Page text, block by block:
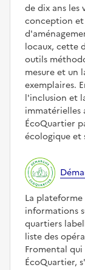
de dix ans les
conception et
locaux, cette
outils
mesure et un
exemplaires.
l'inclusion et
immatérielles
ÉcoQuartier
écologique et
La
informations
quartiers
liste des
Fromental qui
ÉcoQuartier,